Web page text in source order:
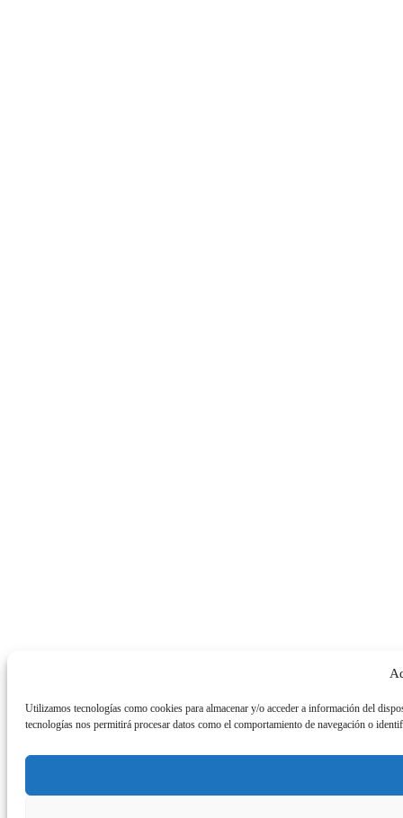
Utilizamos tecnologías como cookies para almacenar y/o acceder a información del
tecnologías nos permitirá procesar datos como el comportamiento de navegación o